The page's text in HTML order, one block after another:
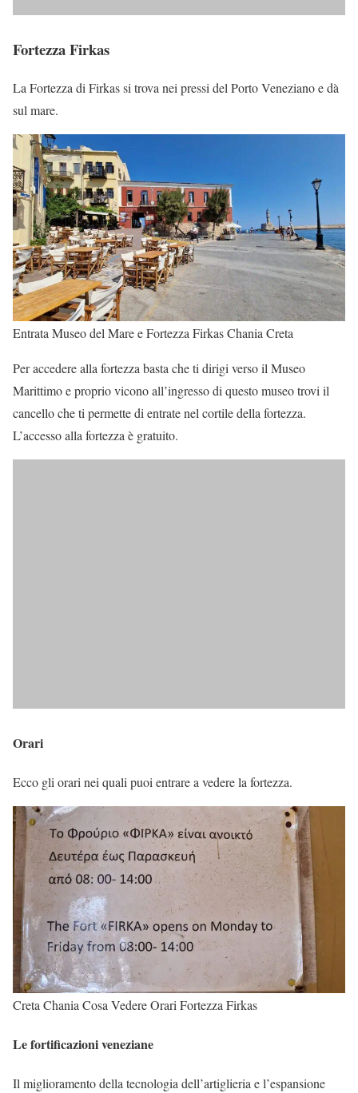
Fortezza Firkas
La Fortezza di Firkas si trova nei pressi del Porto Veneziano e dà
sul mare.
Entrata Museo del Mare e Fortezza Firkas Chania Creta
Per accedere alla fortezza basta che ti dirigi verso il Museo
Marittimo e proprio vicono all’ingresso di questo museo trovi il
cancello che ti permette di entrate nel cortile della fortezza.
L’accesso alla fortezza è gratuito.
Orari
Ecco gli orari nei quali puoi entrare a vedere la fortezza.
Creta Chania Cosa Vedere Orari Fortezza Firkas
Le fortificazioni veneziane
Il miglioramento della tecnologia dell’artiglieria e l’espansione